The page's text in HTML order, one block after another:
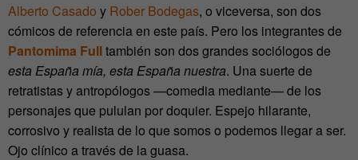
Alberto Casado y Rober Bodegas, o viceversa, son dos
cómicos de referencia en este país. Pero los integrantes de
Pantomima Fulltambién son dos grandes sociólogos de
esta España mía, esta España nuestra. Una suerte de
retratistas y antropólogos —comedia mediante— de los
personajes que pululan por doquier. Espejo hilarante,
corrosivo y realista de lo que somos o podemos llegar a ser.
Ojo clínico a través de la guasa.